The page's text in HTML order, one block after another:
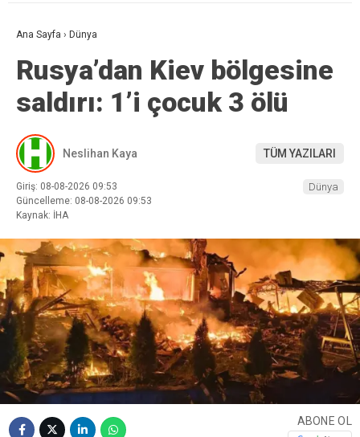
Ana Sayfa › Dünya
Rusya’dan Kiev bölgesine
saldırı: 1’i çocuk 3 ölü
Neslihan Kaya TÜM YAZILARI
Giriş: 08-08-2026 09:53
Güncelleme: 08-08-2026 09:53
Kaynak: İHA
Dünya
ABONE OL